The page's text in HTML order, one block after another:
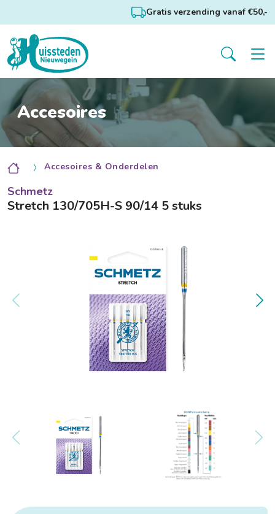
Gratis verzending vanaf €50,-
Accesoires
Accesoires & Onderdelen
Schmetz
Stretch 130/705H-S 90/14 5 stuks